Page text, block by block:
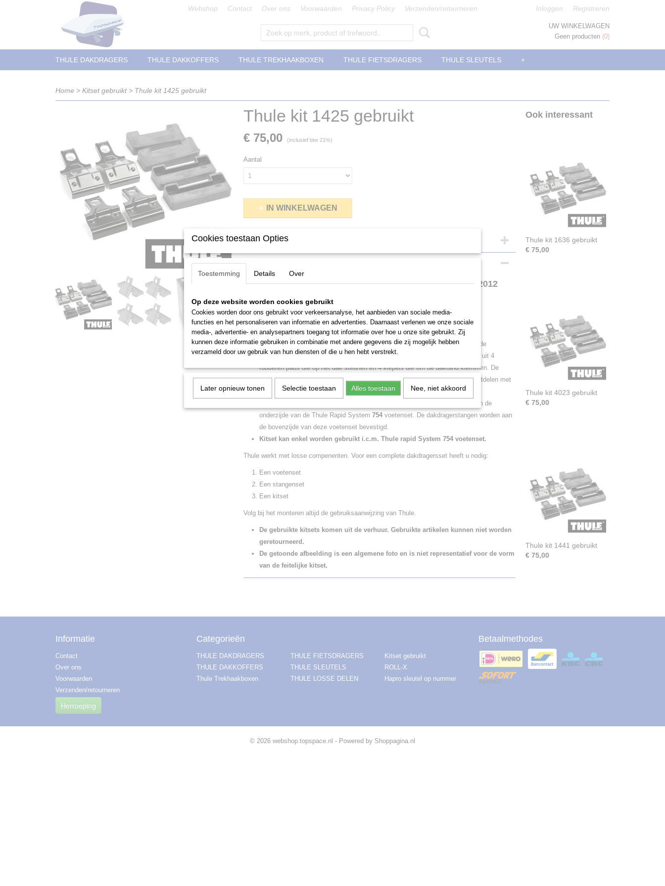
Webshop Contact Over ons Voorwaarden Privacy Policy Verzenden/retourneren Inloggen Registreren
UW WINKELWAGEN
Geen producten (0)
THULE DAKDRAGERS THULE DAKKOFFERS THULE TREKHAAKBOXEN THULE FIETSDRAGERS THULE SLEUTELS +
Home > Kitset gebruikt> Thule kit 1425 gebruikt
Thule kit 1425 gebruikt
€ 75,00 (inclusief btw 21%)
Aantal
IN WINKELWAGEN
Specificaties
Netto gewicht
0,03 Kg
Omschrijving
Thule kitset 1425 gebruikt voor Honda Civic 4-drs 2005-2012
met een kaal/vlak dak.
Thule kitset 1425 voor Thule 754.
Een Thule kitset is het auto specifieke deel van de Thule dakdragerset en is de
verbinding tussen de auto en de voetenset van de dakdragers. De kit bestaat uit 4
rubberen pads die op het dak steunen en 4 klepels die om de dakrand klemmen. De
klepels van de kitset zijn voorzien van een speciale coating zodat alle contactdelen met
zijn beschermd ter voorkoming van beschadigingen aan het dak van uw auto
Thule kitset wordt gemonteerd op een kaal vlak dak. U bevestigt de kitset aan de
onderzijde van de Thule Rapid System 754 voetenset. De dakdragerstangen worden aan
de bovenzijde van deze voetenset bevestigd.
Kitset kan enkel worden gebruikt i.c.m. Thule rapid System 754 voetenset.
Thule werkt met losse compenenten. Voor een complete dakdragersset heeft u nodig:
Een voetenset
Een stangenset
Een kitset
Volg bij het monteren altijd de gebruiksaanwijzing van Thule.
De gebruikte kitsets komen uit de verhuur. Gebruikte artikelen kunnen niet worden
geretourneerd.
De getoonde afbeelding is een algemene foto en is niet representatief voor de vorm
van de feitelijke kitset.
Ook interessant
Thule kit 1636 gebruikt
€ 75,00
Thule kit 4023 gebruikt
€ 75,00
Thule kit 1441 gebruikt
€ 75,00
Informatie
Contact
Over ons
Voorwaarden
Verzenden/retourneren
Herroeping
Categorieën
THULE DAKDRAGERS
THULE DAKKOFFERS
Thule Trekhaakboxen
THULE FIETSDRAGERS
THULE SLEUTELS
THULE LOSSE DELEN
Kitset gebruikt
ROLL-X
Hapro sleutel op nummer
Betaalmethodes
© 2026 webshop.topspace.nl - Powered by Shoppagina.nl
Cookies toestaan Opties
Toestemming Details Over
Op deze website worden cookies gebruikt
Cookies worden door ons gebruikt voor verkeersanalyse, het aanbieden van sociale media-
functies en het personaliseren van informatie en advertenties. Daarnaast verlenen we onze sociale
media-, advertentie- en analysepartners toegang tot informatie over hoe u onze site gebruikt. Zij
kunnen deze informatie gebruiken in combinatie met andere gegevens die zij mogelijk hebben
verzameld door uw gebruik van hun diensten of die u hen hebt verstrekt.
Later opnieuw tonen Selectie toestaan Alles toestaan Nee, niet akkoord